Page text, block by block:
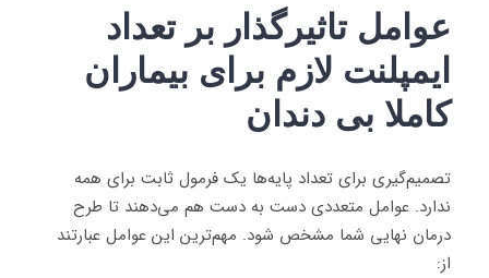
عوامل تاثیرگذار بر تعداد
ایمپلنت لازم برای بیماران
کاملا بی دندان
تصمیم‌گیری برای تعداد پایه‌ها یک فرمول ثابت برای همه
ندارد. عوامل متعددی دست به دست هم می‌دهند تا طرح
درمان نهایی شما مشخص شود. مهم‌ترین این عوامل عبارتند
از: